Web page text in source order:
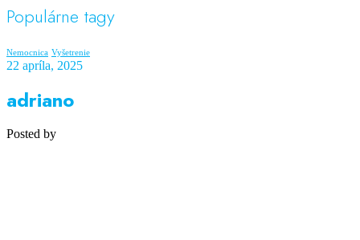
Populárne tagy
Nemocnica Vyšetrenie
22 apríla, 2025
adriano
Posted by